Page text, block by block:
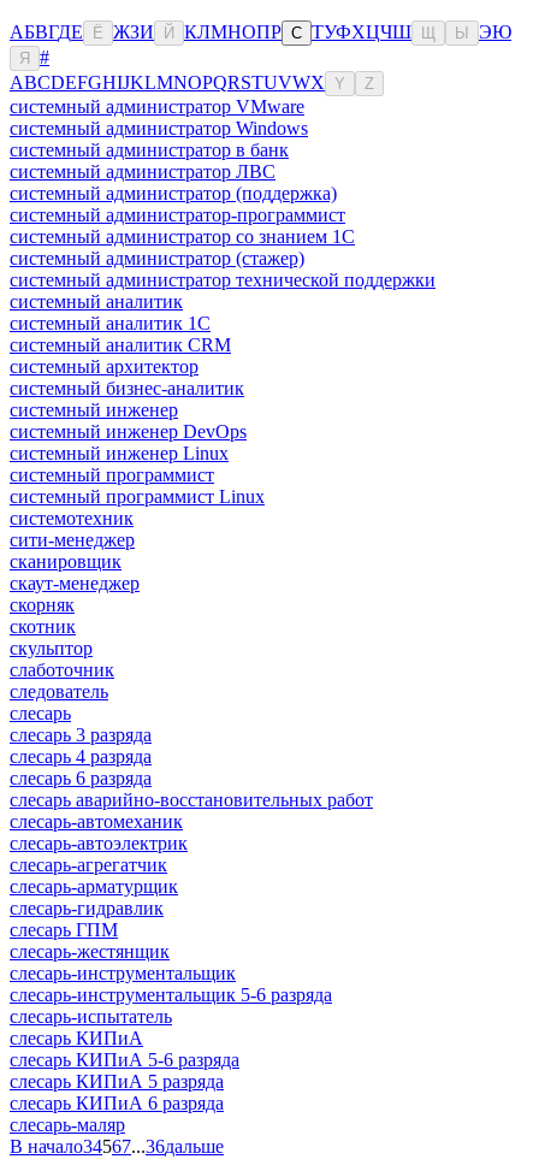
АБВГДЕ Ё ЖЗИ Й КЛМНОПР С ТУФХЦЧШ Ы ЭЮ
Я
#
ABCDEFGHIJKLMNOPQRSTUVWX Y Z
системный администратор VMware
системный администратор Windows
системный администратор в банк
системный администратор ЛВС
системный администратор (поддержка)
системный администратор-программист
системный администратор со знанием 1С
системный администратор (стажер)
системный администратор технической поддержки
системный аналитик
системный аналитик 1С
системный аналитик CRM
системный архитектор
системный бизнес-аналитик
системный инженер
системный инженер DevOps
системный инженер Linux
системный программист
системный программист Linux
системотехник
сити-менеджер
сканировщик
скаут-менеджер
скорняк
скотник
скульптор
слаботочник
следователь
слесарь
слесарь 3 разряда
слесарь 4 разряда
слесарь 6 разряда
слесарь аварийно-восстановительных работ
слесарь-автомеханик
слесарь-автоэлектрик
слесарь-агрегатчик
слесарь-арматурщик
слесарь-гидравлик
слесарь ГПМ
слесарь-жестянщик
слесарь-инструментальщик
слесарь-инструментальщик 5-6 разряда
слесарь-испытатель
слесарь КИПиА
слесарь КИПиА 5-6 разряда
слесарь КИПиА 5 разряда
слесарь КИПиА 6 разряда
слесарь-маляр
В начало34567...36дальше